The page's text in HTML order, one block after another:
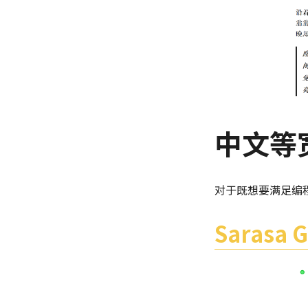
中文等
对于既想要满足编
Sarasa